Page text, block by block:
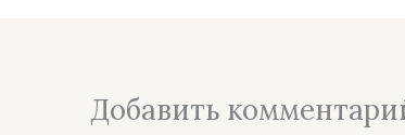
Добавить